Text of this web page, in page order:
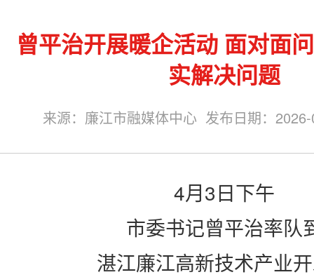
曾平治开展暖企活动 面对面
实解决问题
来源：廉江市融媒体中心 发布日期：
4月3日下午
市委书记曾平治率队
湛江廉江高新技术产业